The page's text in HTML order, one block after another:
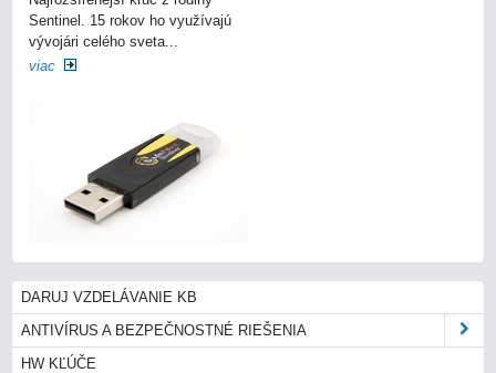
Sentinel. 15 rokov ho využívajú
vývojári celého sveta...
viac
DARUJ VZDELÁVANIE KB
ANTIVÍRUS A BEZPEČNOSTNÉ RIEŠENIA
HW KĽÚČE